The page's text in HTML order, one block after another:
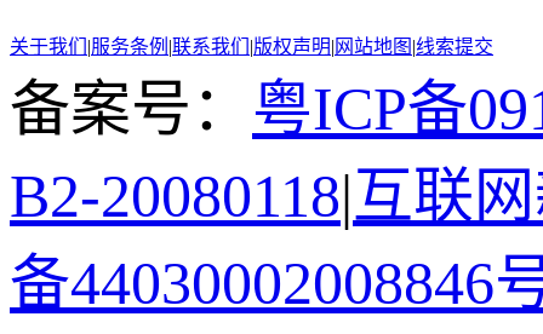
关于我们 |服务条例 |联系我们 |版权声明| 网站地图 |线索提交
备案号： 粤ICP备
B2-20080118|互联
备44030002008846